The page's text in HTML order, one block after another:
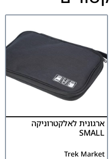
ארגונית לאלקטרוניקה
SMALL
Trek Market